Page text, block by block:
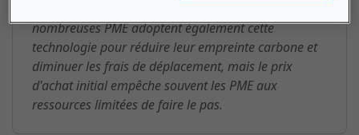
nombreuses PME adoptent également cette
technologie pour réduire leur empreinte carbone et
diminuer les frais de déplacement, mais le prix
d'achat initial empêche souvent les PME aux
ressources limitées de faire le pas.